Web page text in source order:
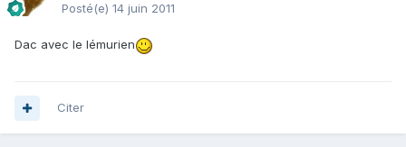
Posté(e) 14 juin 2011
Dac avec le lémurien
Citer